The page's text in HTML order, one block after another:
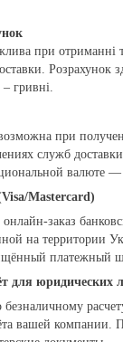
при отриманні
Розрахунок
– гривні.
при
служб
валюте —
Mastercard)
заказ
на территории
платежный
для юридических
вашей компании.